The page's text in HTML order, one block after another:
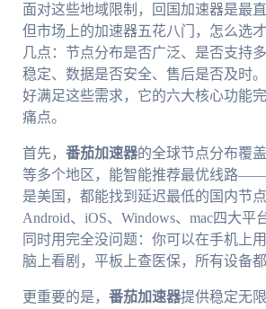
面对这些地域限制，回国加速器是最
但市场上的加速器五花八门，怎么选
几点：节点分布是否广泛、是否支持
稳定、数据是否安全、售后是否及时
好满足这些需求，它的六大核心功能
痛点。
首先， 番茄加速器的全球节点分布覆
等多个地区，能智能推荐最优线路
是美国，都能找到延迟最低的国内节
Android、iOS、Windows、mac四大平
同时用完全没问题：你可以在手机上
脑上看剧，平板上查医保，所有设备都
更重要的是， 番茄加速器提供稳定无